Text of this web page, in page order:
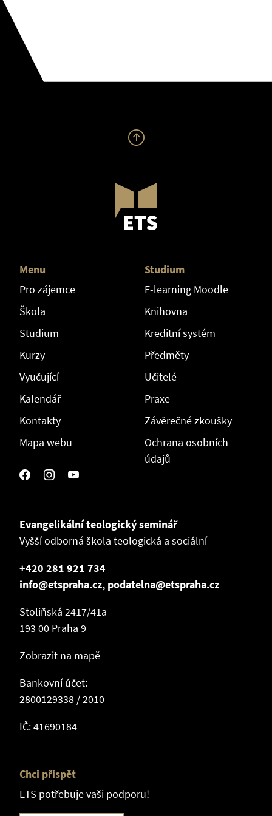
Menu
Pro zájemce
Škola
Studium
Kurzy
Vyučující
Kalendář
Kontakty
Mapa webu
Studium
E-learning Moodle
Knihovna
Kreditní systém
Předměty
Učitelé
Praxe
Závěrečné zkoušky
Ochrana osobních
údajů
Evangelikální teologický seminář
Vyšší odborná škola teologická a sociální
+420 281 921 734
info@etspraha.cz, podatelna@etspraha.cz
Stoliňská 2417/41a
193 00 Praha 9
Zobrazit na mapě
Bankovní účet:
2800129338 / 2010
IČ: 41690184
Chci přispět
ETS potřebuje vaši podporu!